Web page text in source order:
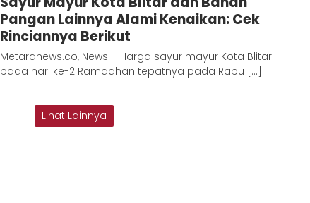
Pangan Lainnya Alami Kenaikan: Cek
Rinciannya Berikut
Metaranews.co, News – Harga sayur mayur Kota Blitar
pada hari ke-2 Ramadhan tepatnya pada Rabu […]
Lihat Lainnya